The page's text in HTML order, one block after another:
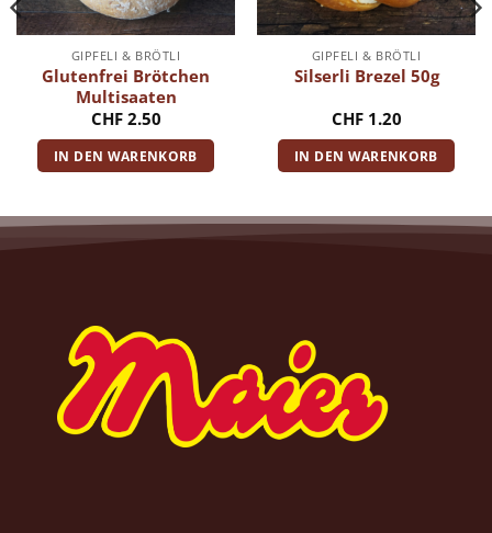
GIPFELI & BRÖTLI
Glutenfrei Brötchen
Multisaaten
CHF2.50
IN DEN WARENKORB
GIPFELI & BRÖTLI
Silserli Brezel 50g
CHF1.20
IN DEN WARENKORB